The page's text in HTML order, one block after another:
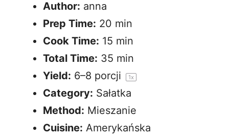
Author: anna
Prep Time: 20 min
Cook Time: 15 min
Total Time: 35 min
Yield: 6–8 porcji 1x
Category: Sałatka
Method: Mieszanie
Cuisine: Amerykańska